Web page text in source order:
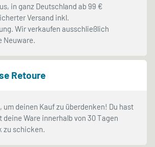
in ganz Deutschland ab 99 €
Versand inkl.
Wir verkaufen ausschließlich
Neuware.
Retoure
um deinen Kauf zu überdenken! Du hast
deine Ware innerhalb von 30 Tagen
zu schicken.